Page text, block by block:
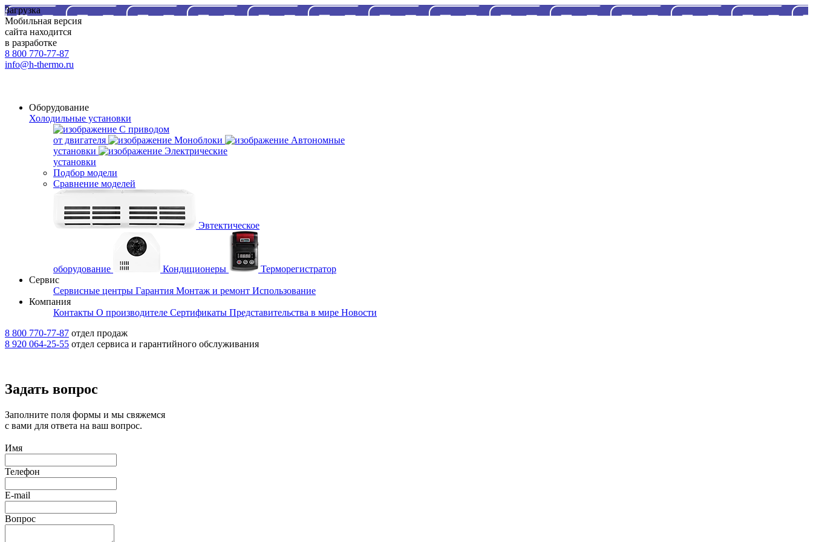
Загрузка
Мобильная версия
сайта находится
в разработке
8 800 770-77-87
info@h-thermo.ru
Оборудование
Холодильные установки
С приводом
от двигателя
Моноблоки
Автономные
установки
Электрические
установки
Подбор модели
Сравнение моделей
Эвтектическое
оборудование Кондиционеры
Терморегистратор
Сервис
Сервисные центры Гарантия Монтаж и ремонт Использование
Компания
Контакты О производителе Сертификаты Представительства в мире Новости
8 800 770-77-87 отдел продаж
8 920 064-25-55 отдел сервиса и гарантийного обслуживания
Задать вопрос
Заполните поля формы и мы свяжемся
с вами для ответа на ваш вопрос.
Имя
Телефон
E-mail
Вопрос